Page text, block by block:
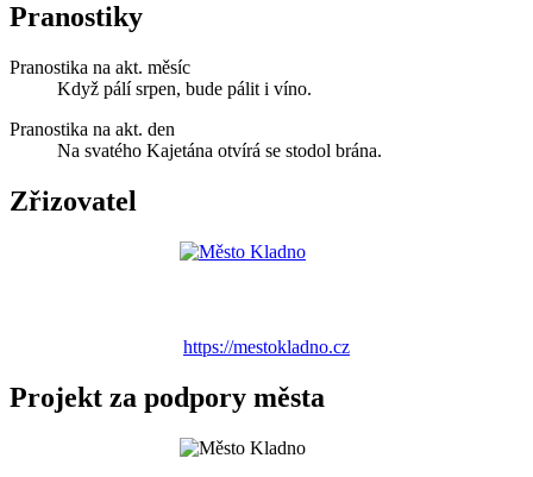
Pranostiky
Pranostika na akt. měsíc
Když pálí srpen, bude pálit i víno.
Pranostika na akt. den
Na svatého Kajetána otvírá se stodol brána.
Zřizovatel
https://mestokladno.cz
Projekt za podpory města